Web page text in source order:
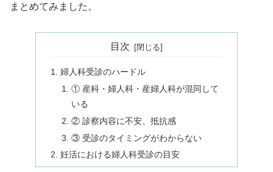
まとめてみました。
目次
婦人科受診のハードル
① 産科・婦人科・産婦人科が混同して
いる
② 診察内容に不安、抵抗感
③ 受診のタイミングがわからない
妊活における婦人科受診の目安